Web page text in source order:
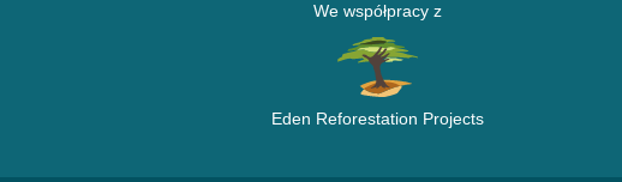
We współpracy z
Eden Reforestation Projects